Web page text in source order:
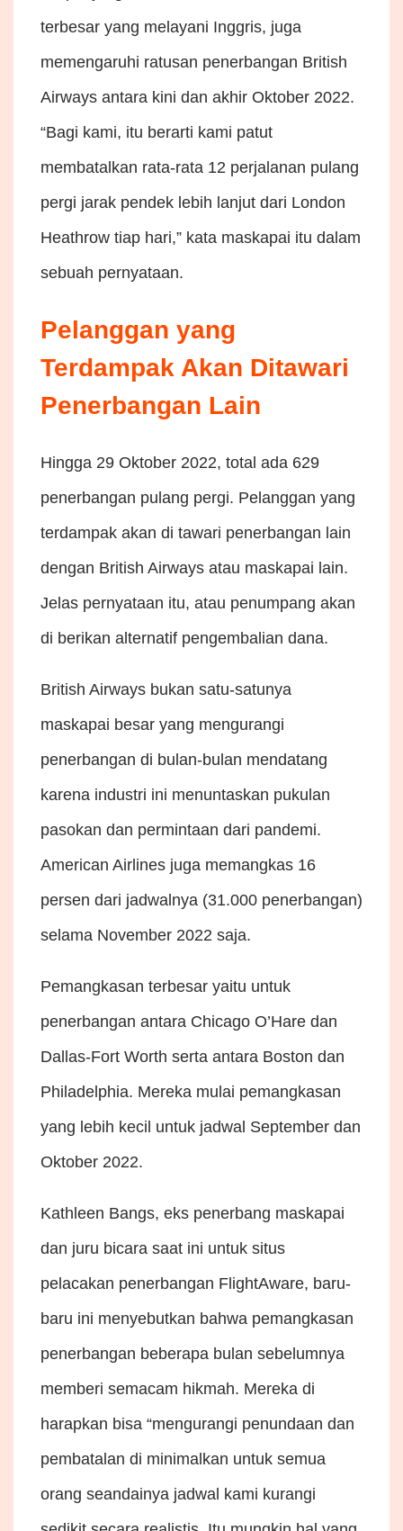
terbesar yang melayani Inggris, juga
memengaruhi ratusan penerbangan British
Airways antara kini dan akhir Oktober 2022.
“Bagi kami, itu berarti kami patut
membatalkan rata-rata 12 perjalanan pulang
pergi jarak pendek lebih lanjut dari London
Heathrow tiap hari,” kata maskapai itu dalam
sebuah pernyataan.
Pelanggan yang
Terdampak Akan Ditawari
Penerbangan Lain
Hingga 29 Oktober 2022, total ada 629
penerbangan pulang pergi. Pelanggan yang
terdampak akan di tawari penerbangan lain
dengan British Airways atau maskapai lain.
Jelas pernyataan itu, atau penumpang akan
di berikan alternatif pengembalian dana.
British Airways bukan satu-satunya
maskapai besar yang mengurangi
penerbangan di bulan-bulan mendatang
karena industri ini menuntaskan pukulan
pasokan dan permintaan dari pandemi.
American Airlines juga memangkas 16
persen dari jadwalnya (31.000 penerbangan)
selama November 2022 saja.
Pemangkasan terbesar yaitu untuk
penerbangan antara Chicago O’Hare dan
Dallas-Fort Worth serta antara Boston dan
Philadelphia. Mereka mulai pemangkasan
yang lebih kecil untuk jadwal September dan
Oktober 2022.
Kathleen Bangs, eks penerbang maskapai
dan juru bicara saat ini untuk situs
pelacakan penerbangan FlightAware, baru-
baru ini menyebutkan bahwa pemangkasan
penerbangan beberapa bulan sebelumnya
memberi semacam hikmah. Mereka di
harapkan bisa “mengurangi penundaan dan
pembatalan di minimalkan untuk semua
orang seandainya jadwal kami kurangi